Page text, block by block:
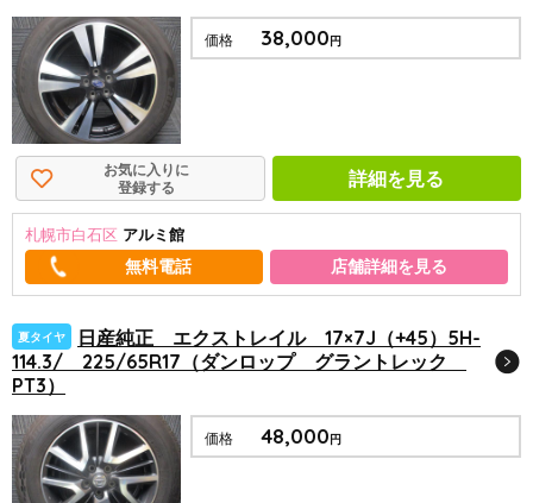
価格 38,000円
お気に入りに
登録する
詳細を見る
札幌市白石区 アルミ館
店舗詳細を見る
夏タイヤ
日産純正 エクストレイル 17×7J（+45）5H-
114.3/ 225/65R17（ダンロップ グラントレック
PT3）
価格 48,000円